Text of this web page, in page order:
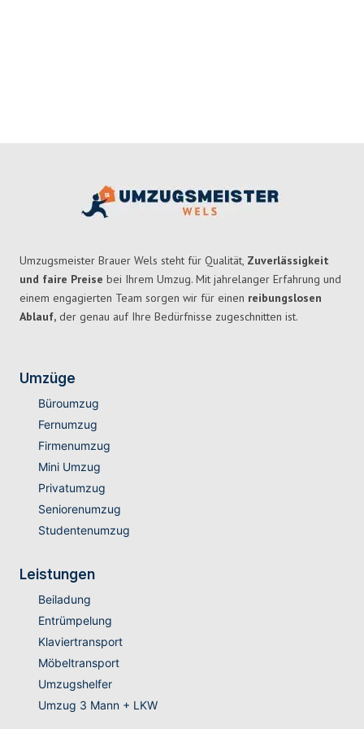
Umzugsmeister Brauer Wels steht für Qualität, Zuverlässigkeit
und faire Preise bei Ihrem Umzug. Mit jahrelanger Erfahrung und
einem engagierten Team sorgen wir für einen reibungslosen
Ablauf, der genau auf Ihre Bedürfnisse zugeschnitten ist.
Umzüge
Büroumzug
Fernumzug
Firmenumzug
Mini Umzug
Privatumzug
Seniorenumzug
Studentenumzug
Leistungen
Beiladung
Entrümpelung
Klaviertransport
Möbeltransport
Umzugshelfer
Umzug 3 Mann + LKW